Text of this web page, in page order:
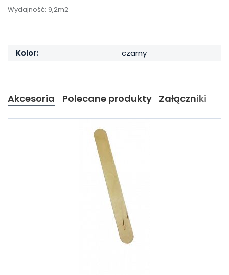
Wydajność: 9,2m2
Kolor: czarny
Akcesoria Polecane produkty Załączniki